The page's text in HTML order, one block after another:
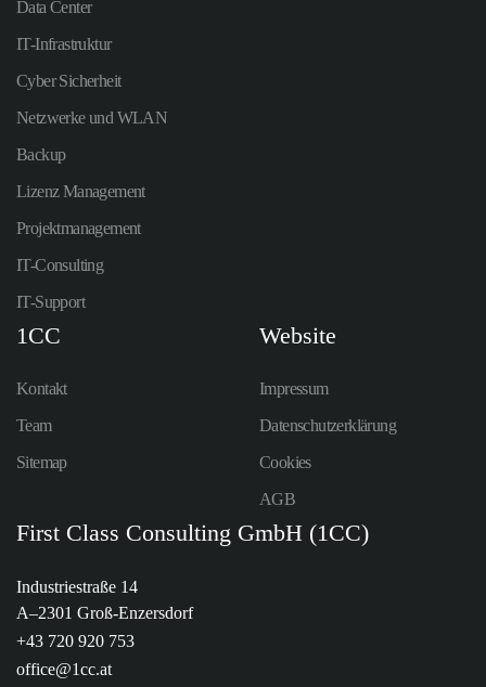
Data Center
IT-Infrastruktur
Cyber Sicherheit
Netzwerke und WLAN
Backup
Lizenz Management
Projektmanagement
IT-Consulting
IT-Support
1CC
Kontakt
Team
Sitemap
Website
Impressum
Datenschutzerklärung
Cookies
AGB
First Class Consulting GmbH (1CC)
Industriestraße 14
A–2301 Groß-Enzersdorf
+43 720 920 753
office@1cc.at